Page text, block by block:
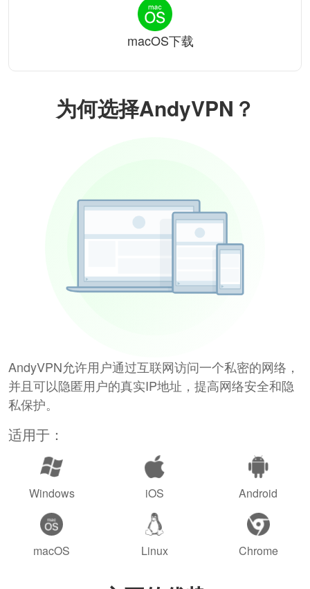
为何选择AndyVPN？
AndyVPN允许用户通过互联网访问一个私密的网络，
并且可以隐匿用户的真实IP地址，提高网络安全和隐
私保护。
适用于：
Windows iOS Android
macOS Linux Chrome
macOS下载